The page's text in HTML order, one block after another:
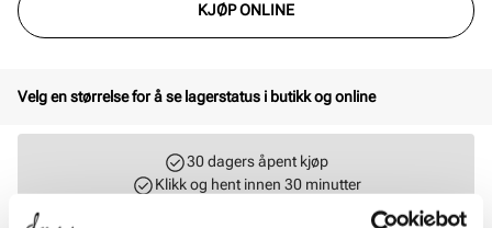
KJØP ONLINE
Velg en størrelse for å se lagerstatus i butikk og online
30 dagers åpent kjøp
Klikk og hent innen 30 minutter